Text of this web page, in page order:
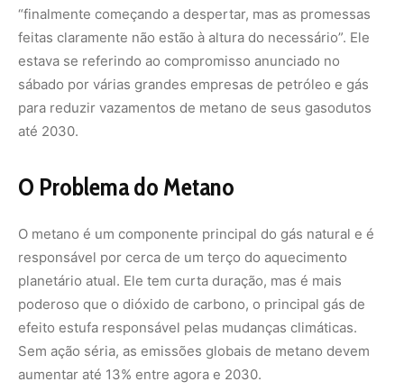
“finalmente começando a despertar, mas as promessas
feitas claramente não estão à altura do necessário”. Ele
estava se referindo ao compromisso anunciado no
sábado por várias grandes empresas de petróleo e gás
para reduzir vazamentos de metano de seus gasodutos
até 2030.
O Problema do Metano
O metano é um componente principal do gás natural e é
responsável por cerca de um terço do aquecimento
planetário atual. Ele tem curta duração, mas é mais
poderoso que o dióxido de carbono, o principal gás de
efeito estufa responsável pelas mudanças climáticas.
Sem ação séria, as emissões globais de metano devem
aumentar até 13% entre agora e 2030.